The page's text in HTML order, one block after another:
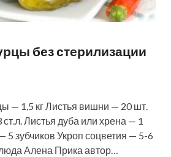
без стерилизации
— 1,5 кг Листья вишни — 20 шт.
Листья дуба или хрена — 1
5 зубчиков Укроп соцветия — 5-6
Алена Прика автор…